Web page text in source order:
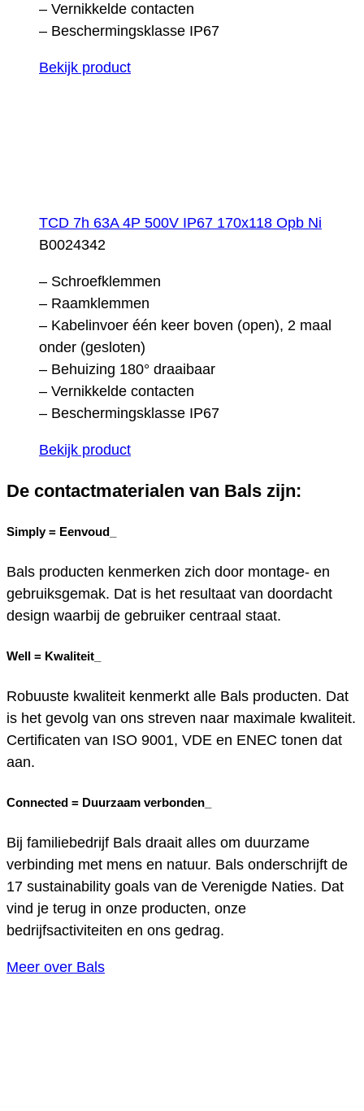
– Vernikkelde contacten
– Beschermingsklasse IP67
Bekijk product
TCD 7h 63A 4P 500V IP67 170x118 Opb Ni
B0024342
– Schroefklemmen
– Raamklemmen
– Kabelinvoer één keer boven (open), 2 maal
onder (gesloten)
– Behuizing 180° draaibaar
– Vernikkelde contacten
– Beschermingsklasse IP67
Bekijk product
De contactmaterialen van Bals zijn:
Simply = Eenvoud_
Bals producten kenmerken zich door montage- en
gebruiksgemak. Dat is het resultaat van doordacht
design waarbij de gebruiker centraal staat.
Well = Kwaliteit_
Robuuste kwaliteit kenmerkt alle Bals producten. Dat
is het gevolg van ons streven naar maximale kwaliteit.
Certificaten van ISO 9001, VDE en ENEC tonen dat
aan.
Connected = Duurzaam verbonden_
Bij familiebedrijf Bals draait alles om duurzame
verbinding met mens en natuur. Bals onderschrijft de
17 sustainability goals van de Verenigde Naties. Dat
vind je terug in onze producten, onze
bedrijfsactiviteiten en ons gedrag.
Meer over Bals